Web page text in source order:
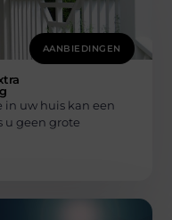
AANBIEDINGEN
uw huis kan een
u geen grote